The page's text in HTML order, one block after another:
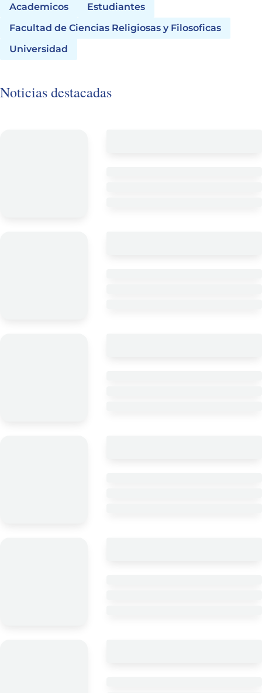
Academicos
Estudiantes
Facultad de Ciencias Religiosas y Filosoficas
Universidad
Noticias destacadas